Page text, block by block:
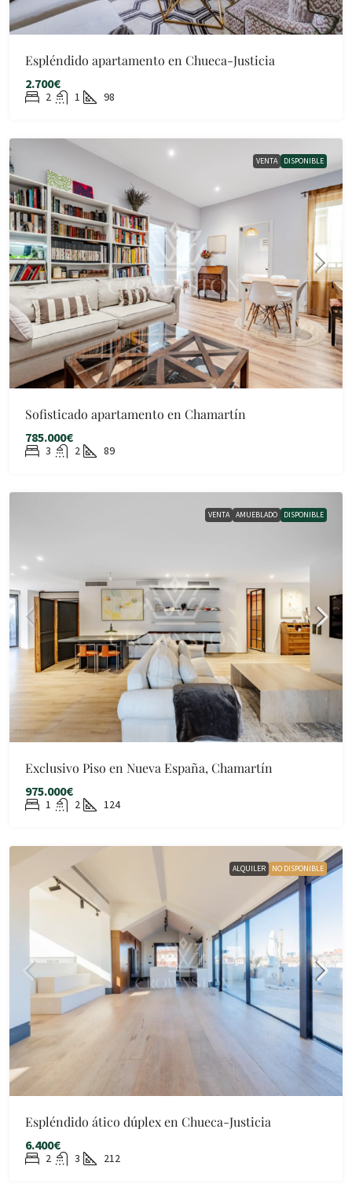
Espléndido apartamento en Chueca-Justicia
2.700€
2 1 98
VENTA DISPONIBLE
Sofisticado apartamento en Chamartín
785.000€
3 2 89
VENTA AMUEBLADO DISPONIBLE
Exclusivo Piso en Nueva España, Chamartín
975.000€
1 2 124
ALQUILER NO DISPONIBLE
Espléndido ático dúplex en Chueca-Justicia
6.400€
2 3 212